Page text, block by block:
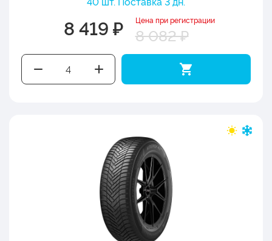
8 419 ₽ Цена при регистрации
8 082 ₽